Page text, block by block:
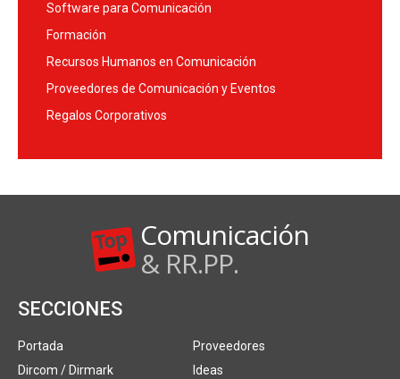
Software para Comunicación
Formación
Recursos Humanos en Comunicación
Proveedores de Comunicación y Eventos
Regalos Corporativos
Comunicación
& RR.PP.
SECCIONES
Portada
Dircom / Dirmark
Proveedores
Ideas